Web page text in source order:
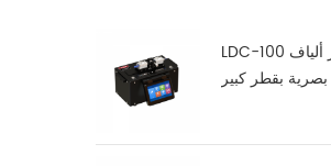
LDC-100 ساطور ألياف
بصرية بقطر كبير